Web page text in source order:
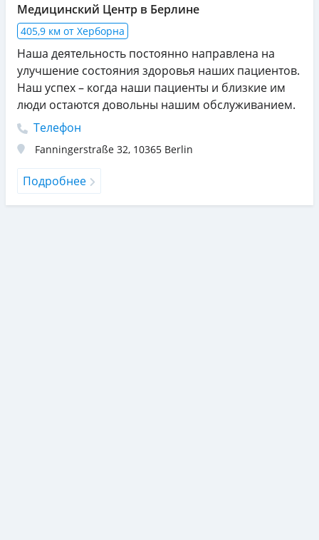
Медицинский Центр в Берлине
405,9 км от Херборна
Наша деятельность постоянно направлена на
улучшение состояния здоровья наших пациентов.
Наш успех – когда наши пациенты и близкие им
люди остаются довольны нашим обслуживанием.
Телефон
Fanningerstraße 32, 10365 Berlin
Подробнее